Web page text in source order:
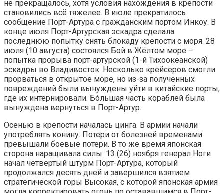
не прекращалось, хотя условия нахождения в крепости
становились всё тяжелее. В июле прекратилось
сообщение Порт-Артура с гражданским портом Инкоу. В
конце июля Порт-Артурская эскадра сделала
последнюю попытку снять блокаду крепости с моря. 28
июля (10 августа) состоялся Бой в Жёлтом море –
попытка прорыва порт-артурской (1-й Тихоокеанской)
эскадры во Владивосток. Несколько крейсеров смогли
прорваться в открытое море, но из-за полученных
повреждений были вынуждены уйти в китайские порты,
где их интернировали. Бо́льшая часть кораблей была
вынуждена вернуться в Порт-Артур.
Осенью в крепости началась цинга. В армии начали
употреблять конину. Потери от болезней временами
превышали боевые потери. В то же время японская
сторона наращивала силы. 13 (26) ноября генерал Ноги
начал четвёртый штурм Порт-Артура, который
продолжался десять дней и завершился взятием
стратегической горы Высокая, с которой японская армия